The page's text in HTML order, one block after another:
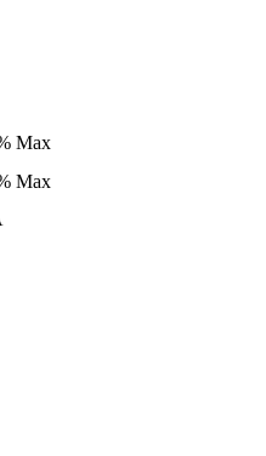
Max
Max